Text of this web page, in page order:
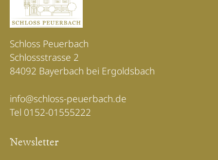
Schloss Peuerbach
Schlossstrasse 2
84092 Bayerbach bei Ergoldsbach
info@schloss-peuerbach.de
Tel 0152-01555222
Newsletter